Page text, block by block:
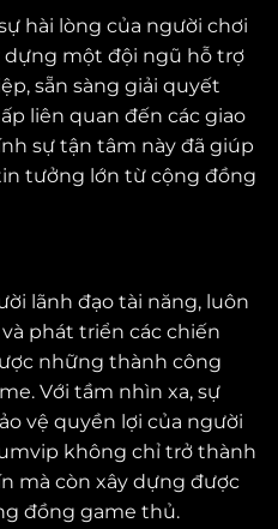
hài lòng của người chơi
dựng một đội ngũ hỗ trợ
sẵn sàng giải quyết
liên quan đến các giao
sự tận tâm này đã giúp
tưởng lớn từ cộng đồng
lãnh đạo tài năng, luôn
phát triển các chiến
những thành công
Với tầm nhìn xa, sự
vệ quyền lợi của người
không chỉ trở thành
mà còn xây dựng được
đồng game thủ.